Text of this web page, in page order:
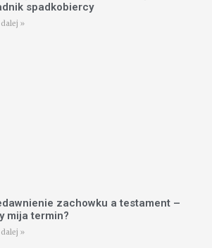
spadkobiercy
»
zachowku a testament –
mija termin?
»